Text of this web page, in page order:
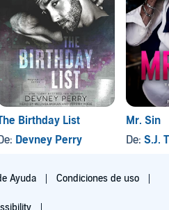
Birthday List
Devney Perry
Mr. Sin
De: S.J.
Ayuda Condiciones de uso